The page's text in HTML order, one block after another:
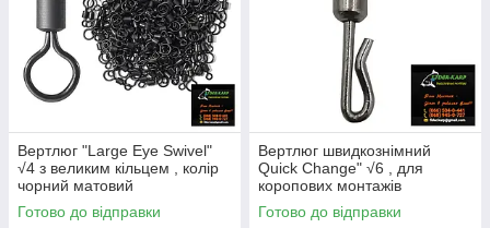
Вертлюг "Large Eye Swivel"
√4 з великим кільцем , колір
чорний матовий
Готово до відправки
Вертлюг швидкознімний
Quick Change" √6 , для
коропових монтажів
Готово до відправки